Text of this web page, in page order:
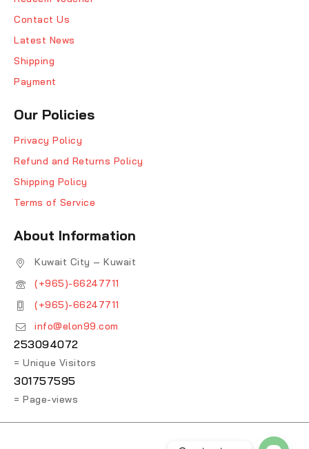
Contact Us
Latest News
Shipping
Payment
Our Policies
Privacy Policy
Refund and Returns Policy
Shipping Policy
Terms of Service
About Information
Kuwait City – Kuwait
(+965)-66247711
(+965)-66247711
info@elon99.com
253094072
= Unique Visitors
301757595
= Page-views